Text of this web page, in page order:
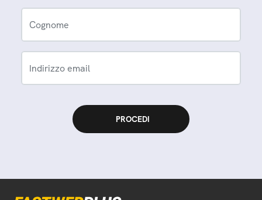
Cognome
Indirizzo email